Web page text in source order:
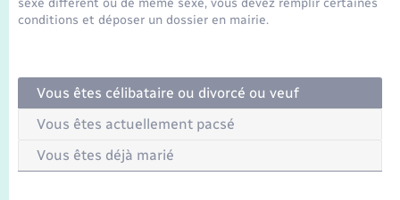
conditions et déposer un dossier en mairie.
Vous êtes célibataire ou divorcé ou veuf
Vous êtes actuellement pacsé
Vous êtes déjà marié